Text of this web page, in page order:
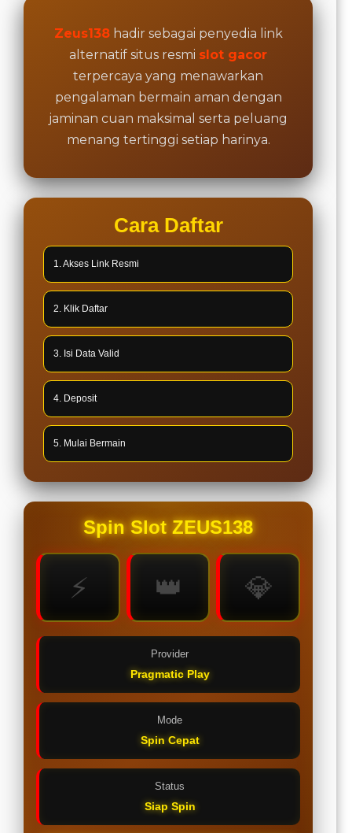
Zeus138hadir sebagai penyedia link
alternatif situs resmi slot gacor
terpercaya yang menawarkan
pengalaman bermain aman dengan
jaminan cuan maksimal serta peluang
menang tertinggi setiap harinya.
Cara Daftar
1. Akses Link Resmi
2. Klik Daftar
3. Isi Data Valid
4. Deposit
5. Mulai Bermain
Spin Slot ZEUS138
⚡ 👑 💎
Provider
Pragmatic Play
Mode
Spin Cepat
Status
Siap Spin